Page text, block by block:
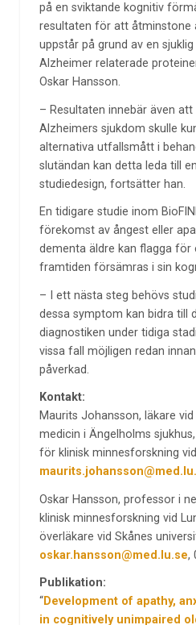
på en sviktande kognitiv
resultaten för att åtminstone
uppstår på grund av en
Alzheimer relaterade
Oskar Hansson.
– Resultaten innebär även
Alzheimers sjukdom skulle
alternativa utfallsmått i
slutändan kan detta leda till
studiedesign, fortsätter han.
En tidigare studie inom
förekomst av ångest eller
dementa äldre kan flagga för
framtiden försämras i sin
– I ett nästa steg behövs
dessa symptom kan bidra till
diagnostiken under tidiga
vissa fall möjligen redan
påverkad.
Kontakt:
Maurits Johansson, läkare
medicin i Ängelholms
för klinisk minnesforskning
Oskar Hansson, professor i
klinisk minnesforskning vid
överläkare vid Skånes
oskar.hansson@med.lu.se,
Publikation:
“Development of apathy,
in cognitively unimpaired